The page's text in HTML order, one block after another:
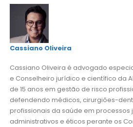
Cassiano Oliveira
Cassiano Oliveira é advogado
e Conselheiro jurídico e científico da
de 15 anos em gestão de risco
defendendo médicos, cirurgiões-
profissionais da saúde em processos
administrativos e éticos perante os